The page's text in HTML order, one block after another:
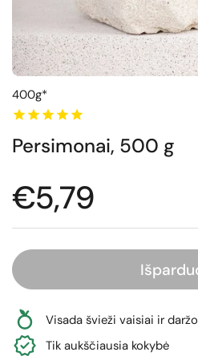
400g*
Persimonai, 500 g
Normali kaina
€5,79
Visada švieži vaisiai ir
Tik aukščiausia kokybė